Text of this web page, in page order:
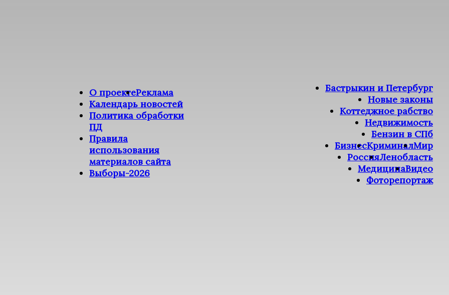
О проектеРеклама
Календарь новостей
Политика обработки
ПД
Правила
использования
материалов сайта
Выборы-2026
Бастрыкин и Петербург
Новые законы
Коттеджное рабство
Недвижимость
Бензин в СПб
БизнесКриминалМир
РоссияЛенобласть
МедицинаВидео
Фоторепортаж